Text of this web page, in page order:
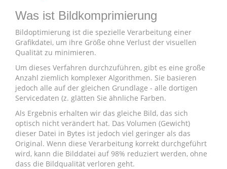
Was ist Bildkomprimierung
Bildoptimierung ist die spezielle Verarbeitung einer
Grafikdatei, um ihre Größe ohne Verlust der visuellen
Qualität zu minimieren.
Um dieses Verfahren durchzuführen, gibt es eine große
Anzahl ziemlich komplexer Algorithmen. Sie basieren
jedoch alle auf der gleichen Grundlage - alle dortigen
Servicedaten (z. glätten Sie ähnliche Farben.
Als Ergebnis erhalten wir das gleiche Bild, das sich
optisch nicht verändert hat. Das Volumen (Gewicht)
dieser Datei in Bytes ist jedoch viel geringer als das
Original. Wenn diese Verarbeitung korrekt durchgeführt
wird, kann die Bilddatei auf 98% reduziert werden, ohne
dass die Bildqualität verloren geht.